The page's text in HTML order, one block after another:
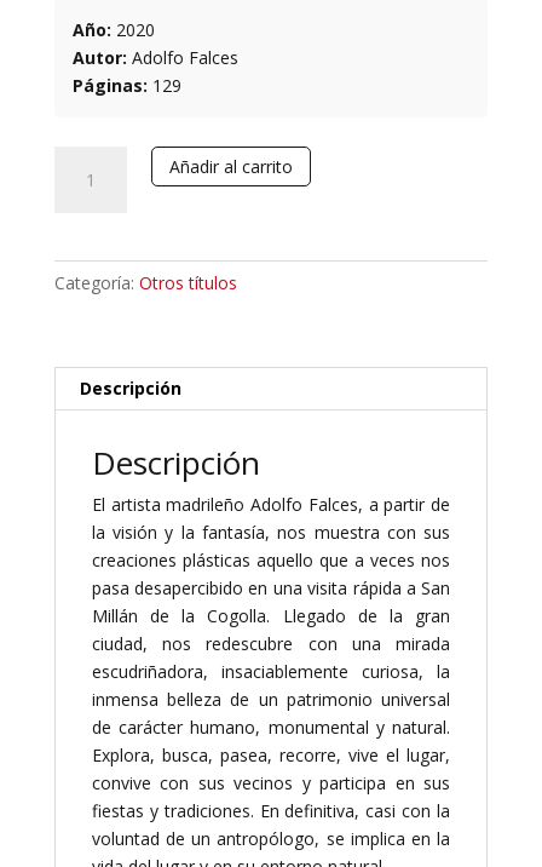
Año: 2020
Autor: Adolfo Falces
Páginas: 129
bosque
figuraciones.
Homenaje
Millán
de
Cogolla
cantidad
Añadir al carrito
Categoría: Otros títulos
Descripción
Descripción
El artista madrileño Adolfo Falces, a partir de
la visión y la fantasía, nos muestra con sus
creaciones plásticas aquello que a veces nos
pasa desapercibido en una visita rápida a San
Millán de la Cogolla. Llegado de la gran
ciudad, nos redescubre con una mirada
escudriñadora, insaciablemente curiosa, la
inmensa belleza de un patrimonio universal
de carácter humano, monumental y natural.
Explora, busca, pasea, recorre, vive el lugar,
convive con sus vecinos y participa en sus
fiestas y tradiciones. En definitiva, casi con la
voluntad de un antropólogo, se implica en la